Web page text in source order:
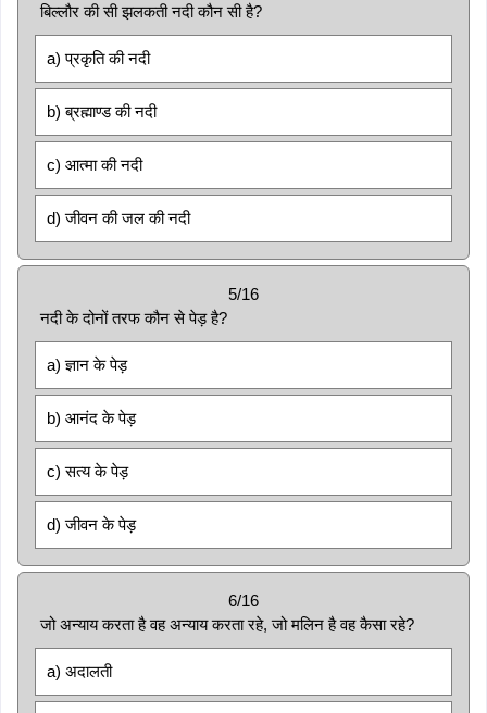
बिल्लौर की सी झलकती नदी कौन सी है?
a) प्रकृति की नदी
b) ब्रह्माण्ड की नदी
c) आत्मा की नदी
d) जीवन की जल की नदी
5/16
नदी के दोनों तरफ कौन से पेड़ है?
a) ज्ञान के पेड़
b) आनंद के पेड़
c) सत्य के पेड़
d) जीवन के पेड़
6/16
जो अन्याय करता है वह अन्याय करता रहे, जो मलिन है वह कैसा रहे?
a) अदालती